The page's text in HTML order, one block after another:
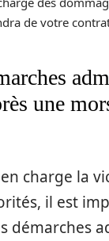
de votre contrat
une
charge la
il est
démarches